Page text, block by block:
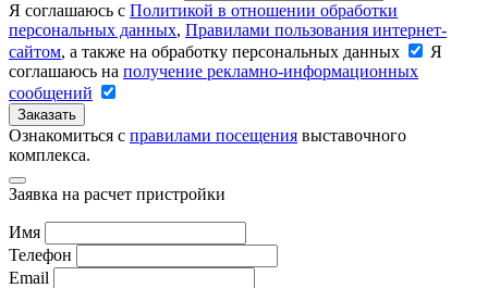
Я соглашаюсь с Политикой в отношении обработки
персональных данных, Правилами пользования интернет-
сайтом, а также на обработку персональных данных
Я
соглашаюсь на получение рекламно-информационных
сообщений
Заказать
Ознакомиться с правилами посещения выставочного
комплекса.
Заявка на расчет пристройки
Имя
Телефон
Email